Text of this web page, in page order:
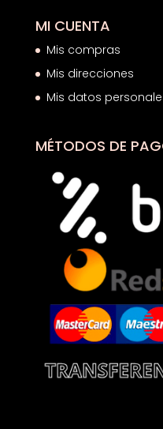
MI CUENTA
Mis compras
Mis direcciones
Mis datos
MÉTODOS DE